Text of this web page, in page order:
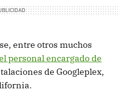
entre otros muchos
personal encargado de
de Googleplex,